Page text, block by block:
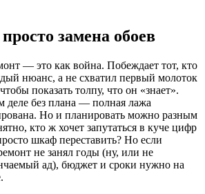
замена обоев
— это как война. Побеждает тот, кто
нюанс, а не схватил первый молоток
показать толпу, что он «знает».
деле без плана — полная лажа
Но и планировать можно разным
кто ж хочет запутаться в куче цифр
шкаф переставить? Но если
не занял годы (ну, или не
ад), бюджет и сроки нужно на